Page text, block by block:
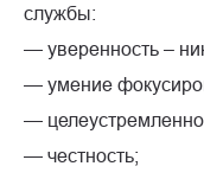
службы:
— уверенность –
— умение
—
— честность;